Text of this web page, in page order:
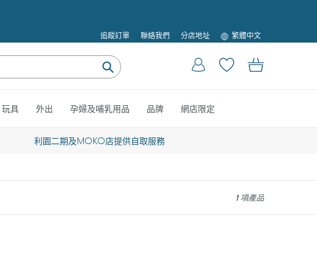
追蹤訂單 聯絡我們 分店地址
語
言
繁體中文
提
登入 購物車
玩具 外出 孕婦及哺乳用品 品牌 網店限定
利園二期及MOKO店提供自取服務
1 項產品